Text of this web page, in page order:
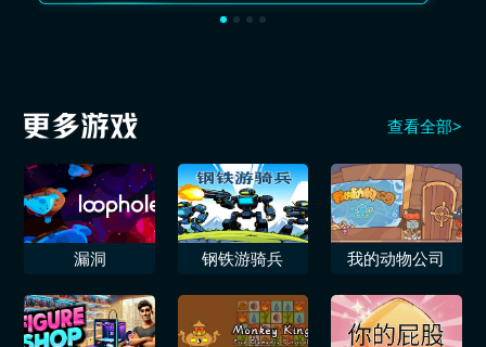
查看全部>
漏洞 钢铁游骑兵 我的动物公司